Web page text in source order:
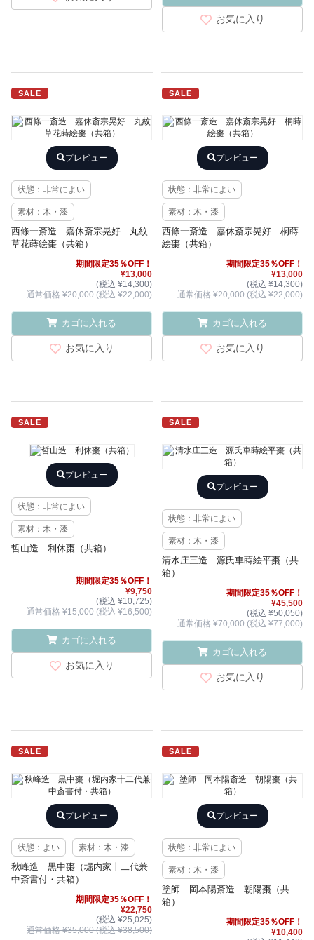
お気に入り
SALE
プレビュー
状態：非常によい
素材：木・漆
西條一斎造 嘉休斎宗晃好 丸紋
草花蒔絵棗（共箱）
期間限定35％OFF！
¥13,000
(税込 ¥14,300)
通常価格 ¥20,000 (税込 ¥22,000)
カゴに入れる
お気に入り
SALE
プレビュー
状態：非常によい
素材：木・漆
西條一斎造 嘉休斎宗晃好 桐蒔
絵棗（共箱）
期間限定35％OFF！
¥13,000
(税込 ¥14,300)
通常価格 ¥20,000 (税込 ¥22,000)
カゴに入れる
お気に入り
SALE
プレビュー
状態：非常によい
素材：木・漆
哲山造 利休棗（共箱）
期間限定35％OFF！
¥9,750
(税込 ¥10,725)
通常価格 ¥15,000 (税込 ¥16,500)
カゴに入れる
お気に入り
SALE
プレビュー
状態：非常によい
素材：木・漆
清水庄三造 源氏車蒔絵平棗（共
箱）
期間限定35％OFF！
¥45,500
(税込 ¥50,050)
通常価格 ¥70,000 (税込 ¥77,000)
カゴに入れる
お気に入り
SALE
プレビュー
状態：よい 素材：木・漆
秋峰造 黒中棗（堀内家十二代兼
中斎書付・共箱）
期間限定35％OFF！
¥22,750
(税込 ¥25,025)
通常価格 ¥35,000 (税込 ¥38,500)
SALE
プレビュー
状態：非常によい
素材：木・漆
塗師 岡本陽斎造 朝陽棗（共
箱）
期間限定35％OFF！
¥10,400